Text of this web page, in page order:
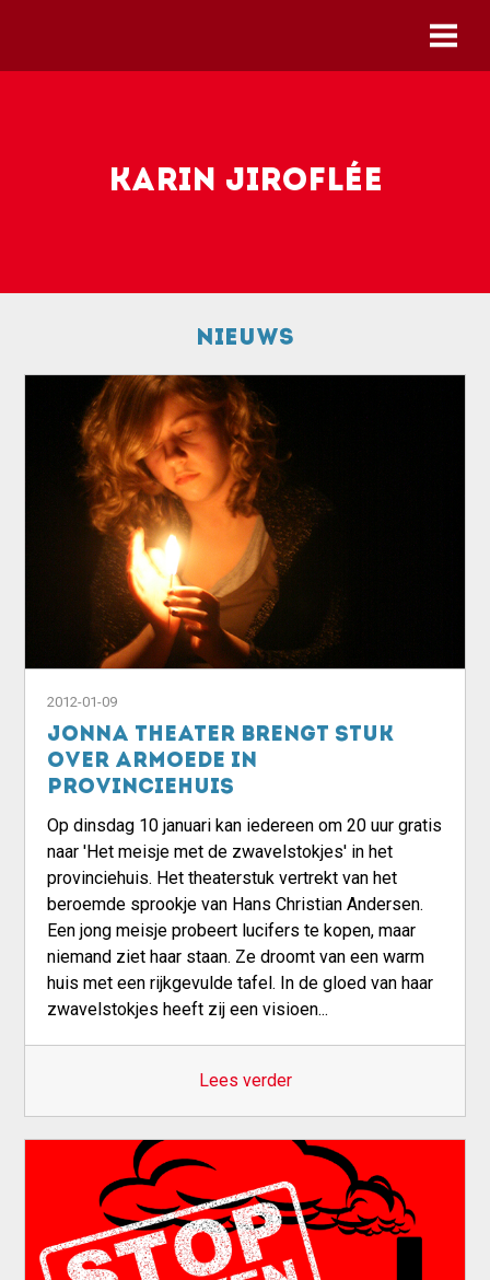
Karin Jiroflée
Nieuws
2012-01-09
Jonna Theater brengt stuk
over armoede in
provinciehuis
Op dinsdag 10 januari kan iedereen om 20 uur gratis
naar 'Het meisje met de zwavelstokjes' in het
provinciehuis. Het theaterstuk vertrekt van het
beroemde sprookje van Hans Christian Andersen.
Een jong meisje probeert lucifers te kopen, maar
niemand ziet haar staan. Ze droomt van een warm
huis met een rijkgevulde tafel. In de gloed van haar
zwavelstokjes heeft zij een visioen...
Lees verder